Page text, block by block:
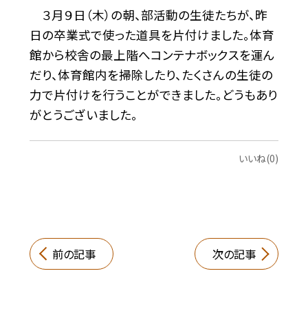
３月９日（木）の朝、部活動の生徒たちが、昨
日の卒業式で使った道具を片付けました。体育
館から校舎の最上階へコンテナボックスを運ん
だり、体育館内を掃除したり、たくさんの生徒の
力で片付けを行うことができました。どうもあり
がとうございました。
いいね(0)
前の記事 次の記事